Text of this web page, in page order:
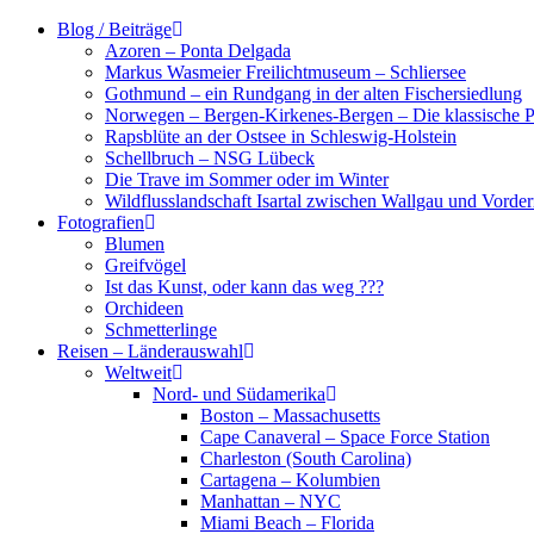
Zum
Blog / Beiträge
Azoren – Ponta Delgada
Markus Wasmeier Freilichtmuseum – Schliersee
Gothmund – ein Rundgang in der alten Fischersiedlung
Norwegen – Bergen-Kirkenes-Bergen – Die klassische
Rapsblüte an der Ostsee in Schleswig-Holstein
Schellbruch – NSG Lübeck
Die Trave im Sommer oder im Winter
Wildflusslandschaft Isartal zwischen Wallgau und
Fotografien
Blumen
Greifvögel
Ist das Kunst, oder kann das weg ???
Orchideen
Schmetterlinge
Reisen – Länderauswahl
Weltweit
Nord- und Südamerika
Boston – Massachusetts
Cape Canaveral – Space Force Station
Charleston (South Carolina)
Cartagena – Kolumbien
Manhattan – NYC
Miami Beach – Florida